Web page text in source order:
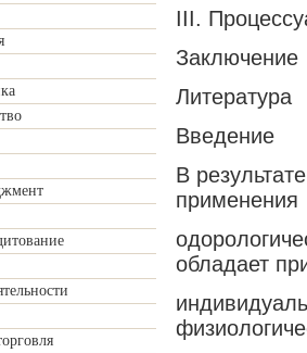
III.
Заключение
Литература
Введение
В
применения
обладает